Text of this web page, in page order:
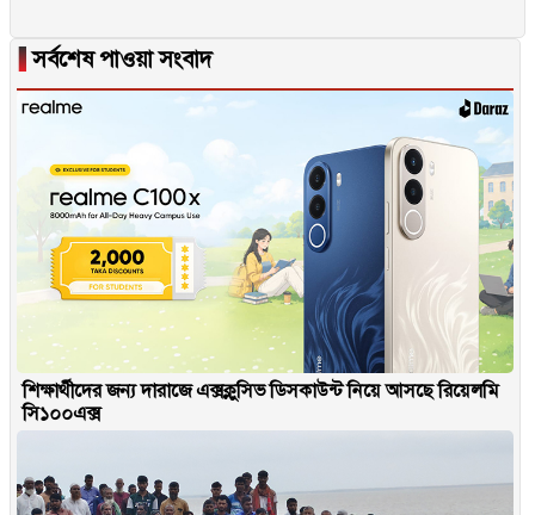
▐সর্বশেষ পাওয়া সংবাদ
শিক্ষার্থীদের জন্য দারাজে এক্সক্লুসিভ ডিসকাউন্ট নিয়ে আসছে রিয়েলমি
সি১০০এক্স